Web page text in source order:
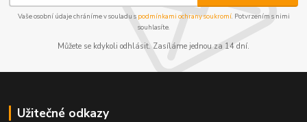
Vaše osobní údaje chráníme v souladu s podmínkami ochrany soukromí. Potvrzením s nimi
souhlasíte.
Můžete se kdykoli odhlásit. Zasíláme jednou za 14 dní.
Užitečné odkazy